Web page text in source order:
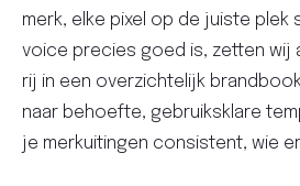
merk, elke pixel op de juiste
voice precies goed is, zetten wij
rij in een overzichtelijk
naar behoefte, gebruiksklare
je merkuitingen consistent, wie